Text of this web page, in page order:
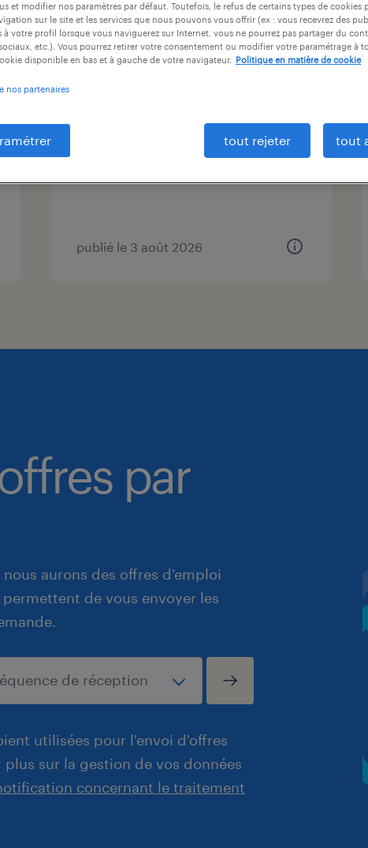
contrat durée du contrat niveau d'expérience
maen roch, ille-et-vilaine
publié le 3 août 2026
par
aurons des offres d'emploi
de vous envoyer les
utilisées pour l'envoi d'offres
sur la gestion de vos données
concernant le traitement
et modifier nos paramètres par défaut. Toutefois, le refus de certains types de cookies
sur le site et les services que nous pouvons vous offrir (ex : vous recevrez des
à votre profil lorsque vous naviguerez sur Internet, vous ne pourrez pas partager du
etc.). Vous pourrez retirer votre consentement ou modifier votre paramétrage à
disponible en bas et à gauche de votre navigateur.
Politique en matière de cookie
nos partenaires
tout rejeter tout